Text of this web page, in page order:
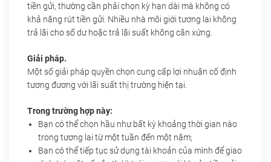
tiền gửi, thường cần phải chọn kỳ hạn dài mà không có
khả năng rút tiền gửi. Nhiều nhà môi giới tương lai không
trả lãi cho số dư hoặc trả lãi suất không cân xứng.
Giải pháp.
Một số giải pháp quyền chọn cung cấp lợi nhuận cố định
tương đương với lãi suất thị trường hiện tại.
Trong trường hợp này:
Bạn có thể chọn hầu như bất kỳ khoảng thời gian nào
trong tương lai từ một tuần đến một năm;
Bạn có thể tiếp tục sử dụng tài khoản của mình để giao